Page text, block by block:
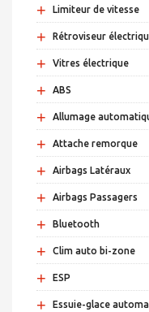
+ Limiteur de vitesse
+ Rétroviseur
+ Vitres électrique
+ ABS
+ Allumage
+ Attache remorque
+ Airbags Latéraux
+ Airbags Passagers
+ Bluetooth
+ Clim auto bi-zone
+ ESP
+ Essuie-glace